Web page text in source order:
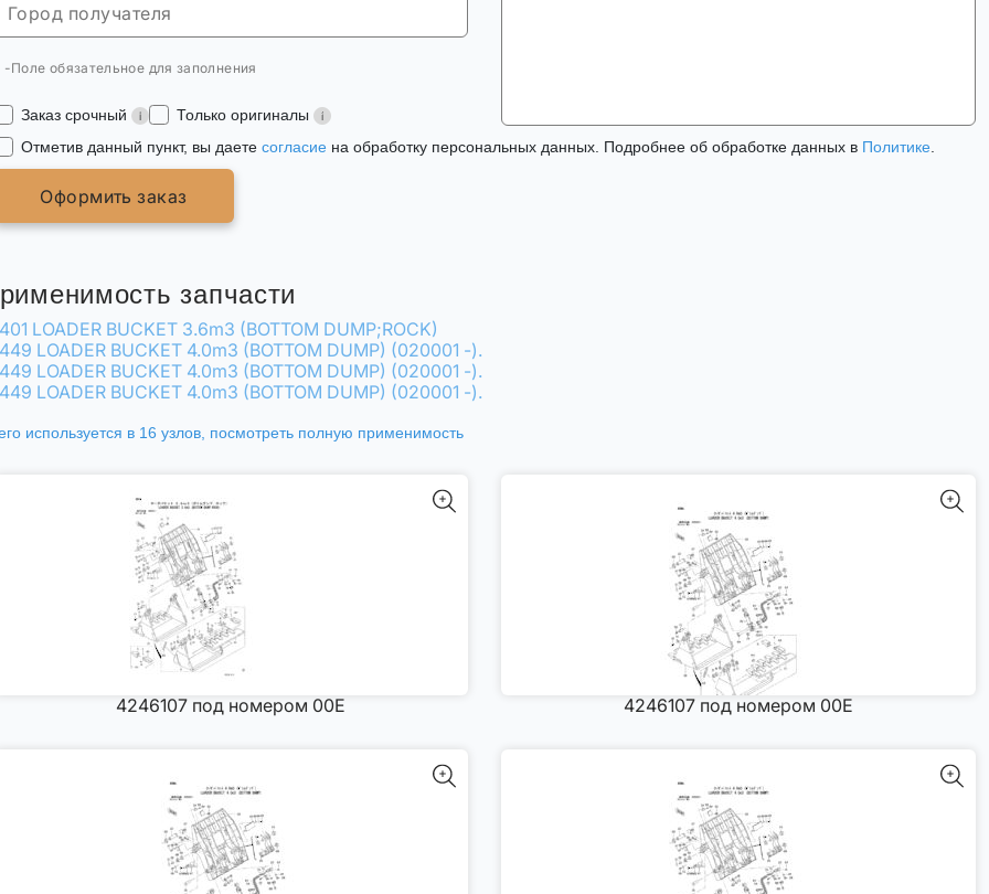
-Поле обязательное для заполнения
Заказ срочный
Только оригиналы
Отметив данный пункт, вы даете согласие на обработку персональных данных. Подробнее об обработке данных в Политике
Оформить заказ
запчасти
401 LOADER BUCKET 3.6m3 (BOTTOM DUMP;ROCK)
449 LOADER BUCKET 4.0m3 (BOTTOM DUMP) (020001 -).
449 LOADER BUCKET 4.0m3 (BOTTOM DUMP) (020001 -).
449 LOADER BUCKET 4.0m3 (BOTTOM DUMP) (020001 -).
используется в 16 узлов, посмотреть полную применимость
4246107 под номером 00E 4246107 под номером 00E